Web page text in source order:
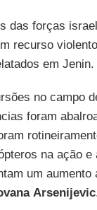
das forças
recurso
em Jenin.
no campo
foram
na ação e
um aumento
Arsenijevic